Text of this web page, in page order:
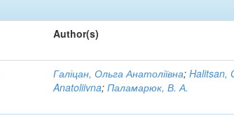
Author(s)
Галіцан, Ольга Анатоліївна;Halitsan,
Anatoliivna;Паламарюк, В. А.